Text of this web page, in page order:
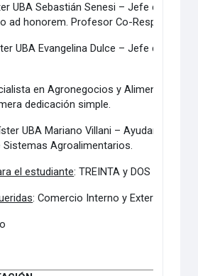
UBA Sebastián Senesi – Jefe de
ad honorem. Profesor Co-Responsable
UBA Evangelina Dulce – Jefe de
en Agronegocios y Alimentos.
dedicación simple.
UBA Mariano Villani – Ayudante de
Sistemas Agroalimentarios.
el estudiante: TREINTA y DOS (32)
: Comercio Interno y Externo de